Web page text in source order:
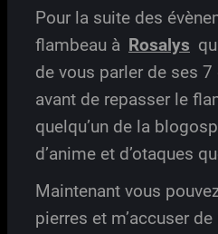
Pour la suite des
flambeau à Rosalys
de vous parler de ses
avant de repasser le
quelqu’un de la
d’anime et d’otaques
Maintenant vous
pierres et m’accuser de